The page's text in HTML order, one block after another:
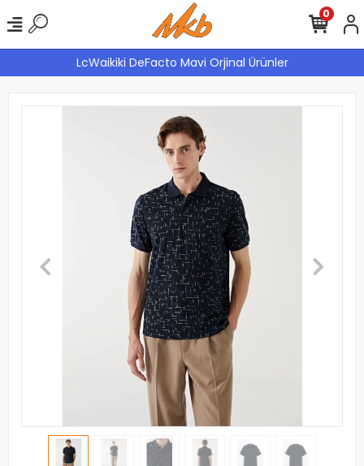
LcWaikiki DeFacto Mavi Orjinal Ürünler
0